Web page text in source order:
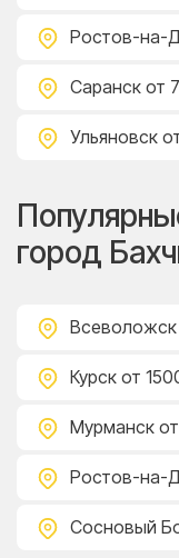
Ростов-на-
Саранск от
Ульяновск
город
Всеволожск
Курск от
Мурманск
Ростов-на-
Сосновый